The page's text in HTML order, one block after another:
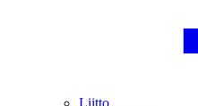
Liitto